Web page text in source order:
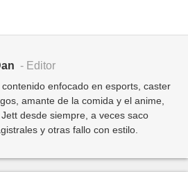
- Editor
enfocado en esports, caster
amante de la comida y el anime,
desde siempre, a veces saco
y otras fallo con estilo.